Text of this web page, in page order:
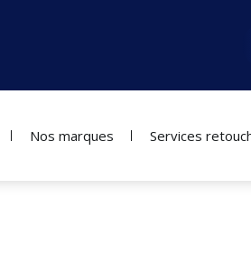
Nos marques Services